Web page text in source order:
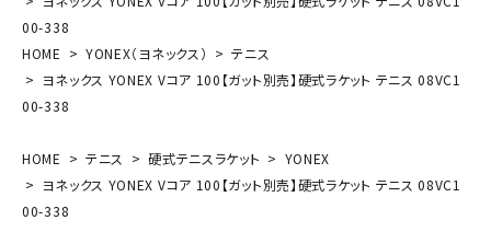
00-338
HOME
YONEX（ヨネックス）
テニス
ヨネックス YONEX Vコア 100【ガット別売】硬式ラケット テニス 08VC1
00-338
HOME テニス 硬式テニスラケット
YONEX
ヨネックス YONEX Vコア 100【ガット別売】硬式ラケット テニス 08VC1
00-338